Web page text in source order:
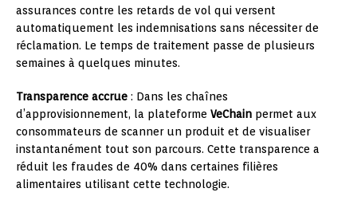
assurances contre les retards de vol qui versent
automatiquement les indemnisations sans nécessiter de
réclamation. Le temps de traitement passe de plusieurs
semaines à quelques minutes.
Transparence accrue : Dans les chaînes
d’approvisionnement, la plateforme VeChain permet aux
consommateurs de scanner un produit et de visualiser
instantanément tout son parcours. Cette transparence a
réduit les fraudes de 40% dans certaines filières
alimentaires utilisant cette technologie.